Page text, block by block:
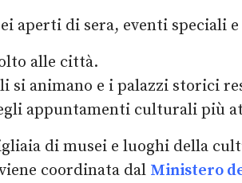
aperti di sera, eventi
alle città.
si animano e i palazzi storici
appuntamenti culturali più
di musei e luoghi della
coordinata dal Ministero